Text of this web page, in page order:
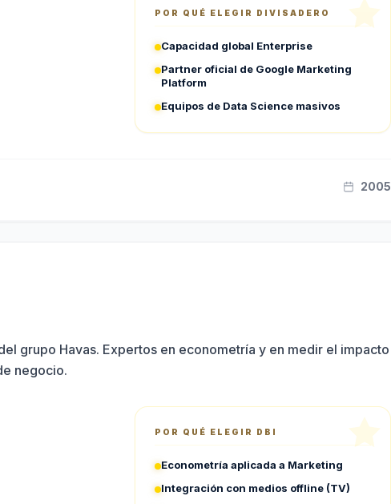
POR QUÉ ELEGIR DIVISADERO
Capacidad global Enterprise
Partner oficial de Google Marketing
Platform
Equipos de Data Science masivos
2005
grupo Havas. Expertos en econometría y en medir el impacto
negocio.
POR QUÉ ELEGIR DBI
Econometría aplicada a Marketing
Integración con medios offline (TV)